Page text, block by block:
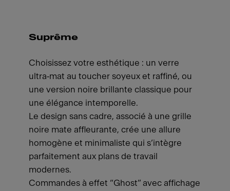
Suprême
Choisissez votre esthétique : un verre
ultra‑mat au toucher soyeux et raffiné, ou
une version noire brillante classique pour
une élégance intemporelle.
Le design sans cadre, associé à une grille
noire mate affleurante, crée une allure
homogène et minimaliste qui s’intègre
parfaitement aux plans de travail
modernes.
Commandes à effet “Ghost” avec affichage